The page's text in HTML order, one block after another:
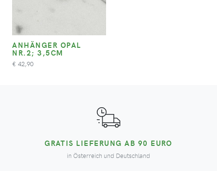
ANHÄNGER OPAL
NR.2; 3,5CM
€ 42,90
GRATIS LIEFERUNG AB 90 EURO
in Österreich und Deutschland